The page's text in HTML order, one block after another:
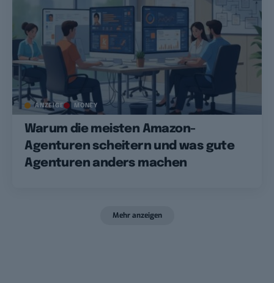
ANZEIGE MONEY
Warum die meisten Amazon-
Agenturen scheitern und was gute
Agenturen anders machen
Mehr anzeigen